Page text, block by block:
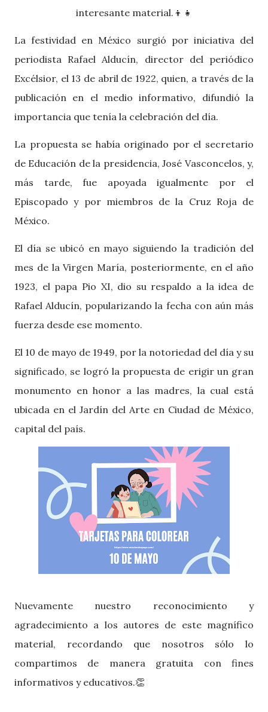
interesante material. 👦👧
La festividad en México surgió por iniciativa del
periodista Rafael Alducín, director del periódico
Excélsior, el 13 de abril de 1922, quien, a través de la
publicación en el medio informativo, difundió la
importancia que tenía la celebración del día.
La propuesta se había originado por el secretario
de Educación de la presidencia, José Vasconcelos, y,
más tarde, fue apoyada igualmente por el
Episcopado y por miembros de la Cruz Roja de
México.
El día se ubicó en mayo siguiendo la tradición del
mes de la Virgen María, posteriormente, en el año
1923, el papa Pio XI, dio su respaldo a la idea de
Rafael Alducín, popularizando la fecha con aún más
fuerza desde ese momento.
El 10 de mayo de 1949, por la notoriedad del día y su
significado, se logró la propuesta de erigir un gran
monumento en honor a las madres, la cual está
ubicada en el Jardín del Arte en Ciudad de México,
capital del país.
Nuevamente nuestro reconocimiento y
agradecimiento a los autores de este magnífico
material, recordando que nosotros sólo lo
compartimos de manera gratuita con fines
informativos y educativos.👏